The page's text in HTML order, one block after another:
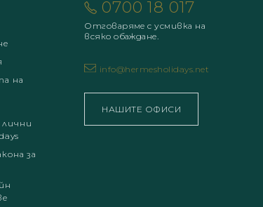
на
за
0700 18 017
Отговаряме с усмивка на
всяко обаждане.
info@hermesholidays.net
НАШИТЕ ОФИСИ